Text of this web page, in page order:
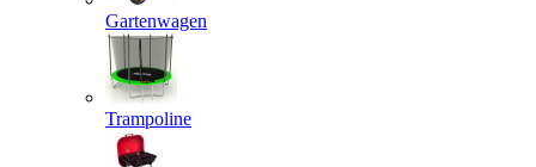
Gartenwagen
Trampoline